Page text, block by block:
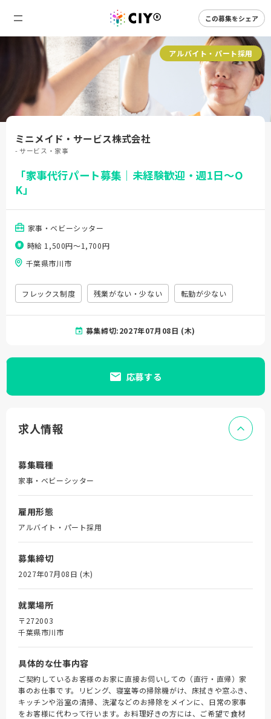
この募集をシェア
アルバイト・パート採用
ミニメイド・サービス株式会社
- サービス・家事
「家事代行パート募集｜未経験歓迎・週1日～O
K」
家事・ベビーシッター
時給 1,500円〜1,700円
千葉県市川市
フレックス制度 残業がない・少ない 転勤が少ない
募集締切:2027年07月08日 (木)
応募する
求人情報
募集職種
家事・ベビーシッター
雇用形態
アルバイト・パート採用
募集締切
2027年07月08日 (木)
就業場所
〒272003
千葉県市川市
具体的な仕事内容
ご契約しているお客様のお家に直接お伺いしての（直行・直帰）家
事のお仕事です。リビング、寝室等の掃除機がけ、床拭きや窓ふき、
キッチンや浴室の清掃、洗濯などのお掃除をメインに、日常の家事
をお客様に代わって行います。お料理好きの方には、ご希望で食材